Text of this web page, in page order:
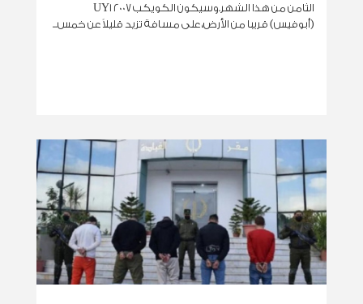
الثامن من هذا الشهر.وسيكون الكويكب 2007 UY1
(أبوفيس) قريبا من الأرض، على مسافة تزيد قليلاً عن خمس...